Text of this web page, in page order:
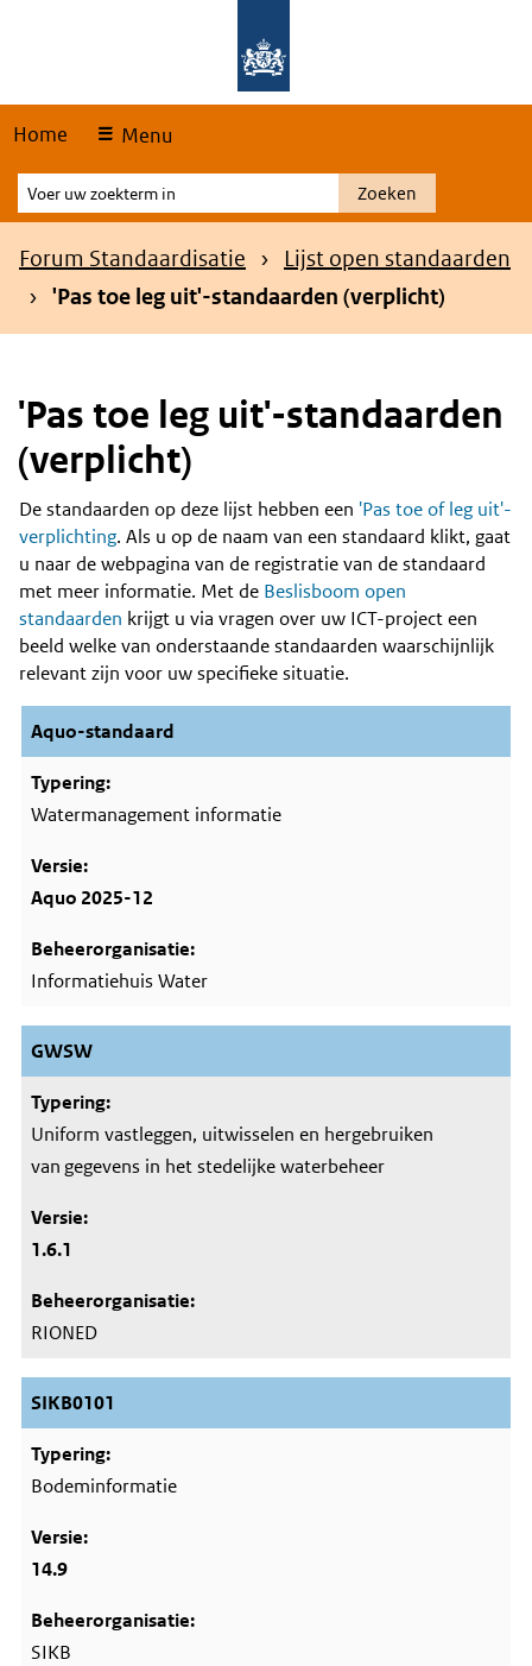
Home Menu
Voer
uw
zoekterm
Zoeken
Kruimelpad
Forum Standaardisatie
Lijst open standaarden
'Pas toe leg uit'-standaarden (verplicht)
'Pas toe leg uit'-standaarden
(verplicht)
Content
De standaarden op deze lijst hebben een 'Pas toe of leg uit'-
verplichting. Als u op de naam van een standaard klikt, gaat
u naar de webpagina van de registratie van de standaard
met meer informatie. Met de Beslisboom open
standaarden krijgt u via vragen over uw ICT-project een
beeld welke van onderstaande standaarden waarschijnlijk
relevant zijn voor uw specifieke situatie.
Aquo-standaard
Watermanagement informatie
Aquo 2025-12
Informatiehuis Water
GWSW
Uniform vastleggen, uitwisselen en hergebruiken
van gegevens in het stedelijke waterbeheer
1.6.1
RIONED
SIKB0101
Bodeminformatie
14.9
SIKB